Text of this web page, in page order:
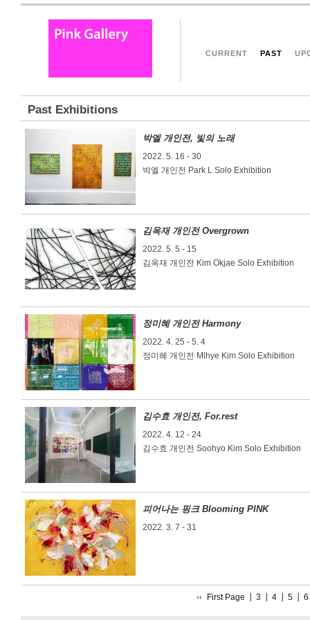
CURRENT PAST
Past Exhibitions
박엘 개인전, 빛의 노래
2022. 5. 16 - 30
박엘 개인전 Park L Solo Exhibition
김옥재 개인전 Overgrown
2022. 5. 5 - 15
김옥재 개인전 Kim Okjae Solo Exhibition
정미혜 개인전 Harmony
2022. 4. 25 - 5. 4
정미혜 개인전 Mihye Kim Solo Exhibition
김수효 개인전, For.rest
2022. 4. 12 - 24
김수효 개인전 Soohyo Kim Solo Exhibition
피어나는 핑크 Blooming PINK
2022. 3. 7 - 31
First Page 3 4 5 6